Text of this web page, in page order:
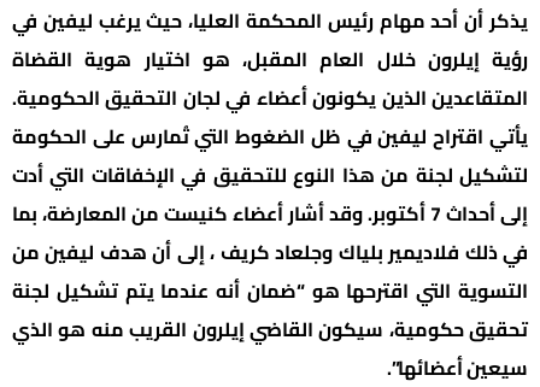
يذكر أن أحد مهام رئيس المحكمة العليا، حيث يرغب ليفين في
رؤية إيلرون خلال العام المقبل، هو اختيار هوية القضاة
المتقاعدين الذين يكونون أعضاء في لجان التحقيق الحكومية.
يأتي اقتراح ليفين في ظل الضغوط التي تُمارس على الحكومة
لتشكيل لجنة من هذا النوع للتحقيق في الإخفاقات التي أدت
إلى أحداث 7 أكتوبر. وقد أشار أعضاء كنيست من المعارضة، بما
في ذلك فلاديمير بلياك وجلعاد كريف ، إلى أن هدف ليفين من
التسوية التي اقترحها هو “ضمان أنه عندما يتم تشكيل لجنة
تحقيق حكومية، سيكون القاضي إيلرون القريب منه هو الذي
سيعين أعضائها”.